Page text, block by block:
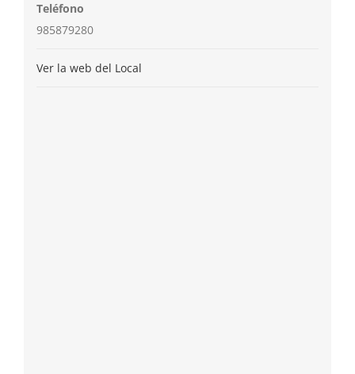
Teléfono
985879280
Ver la web del Local